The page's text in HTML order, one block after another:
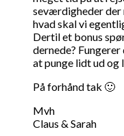
seværdigheder der
hvad skal vi
Dertil et bonus
dernede?
at punge lidt ud og
På forhånd tak 🙂
Mvh
Claus & Sarah